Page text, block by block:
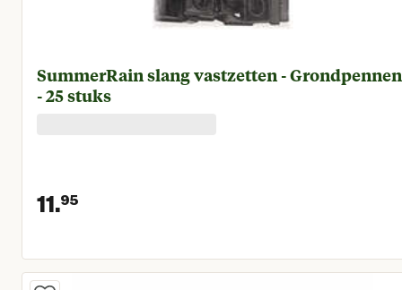
SummerRain slang vastzetten - Grondpennen
- 25 stuks
11.95
Huidige prijs € 11,95